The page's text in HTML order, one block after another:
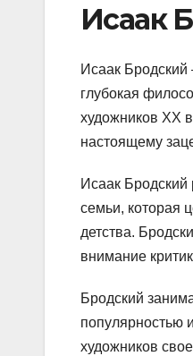
Исаак
Исаак
глубокая
художников XX
настоящему
Исаак
семьи, которая
детства.
внимание
Бродский
популярностью
художников